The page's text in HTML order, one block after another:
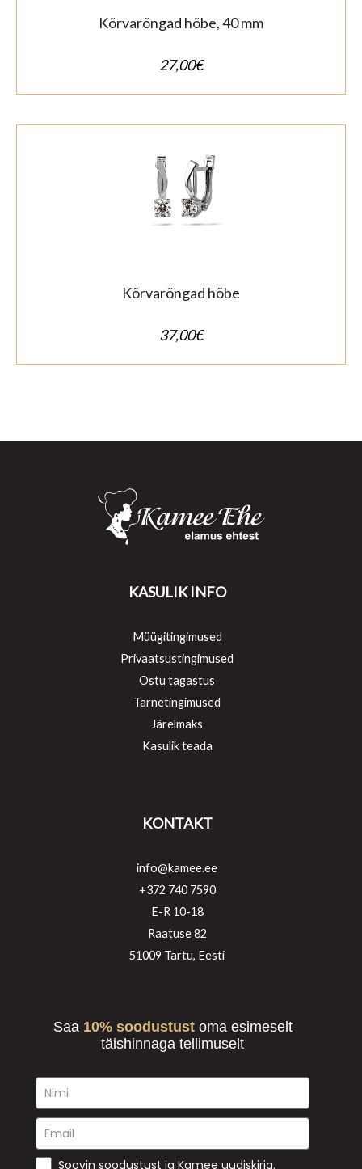
Kõrvarõngad hõbe, 40 mm
27,00€
Kõrvarõngad hõbe
37,00€
KASULIK INFO
Müügitingimused
Privaatsustingimused
Ostu tagastus
Tarnetingimused
Järelmaks
Kasulik teada
KONTAKT
info@kamee.ee
+372 740 7590
E-R 10-18
Raatuse 82
51009 Tartu, Eesti
Saa 10% soodustust oma esimeselt
täishinnaga tellimuselt
Soovin soodustust ja Kamee uudiskirja.